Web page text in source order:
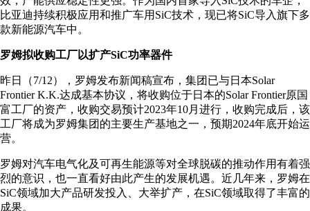
比亚迪持续积极应用和推广车用SiC技术，现已将SiC导入旗下多
款新能源汽车中。
罗姆拟收购工厂以扩产SiC功率器件
昨日（7/12），罗姆发布新闻稿宣布，集团已与日本Solar
Frontier K.K.达成基本协议，将收购位于日本的Solar Frontier原国
富工厂的资产，收购交易预计2023年10月进行，收购完成后，该
工厂将成为罗姆集团的主要生产基地之一，预期2024年底开始运
营。
罗姆对汽车电气化及可再生能源等对全球脱碳的推动作用有着强
烈的意识，也一直看好由此产生的发展机遇。近几年来，罗姆在
SiC领域加大产品研发投入、大举扩产，在SiC领域取得了丰富的
成果。